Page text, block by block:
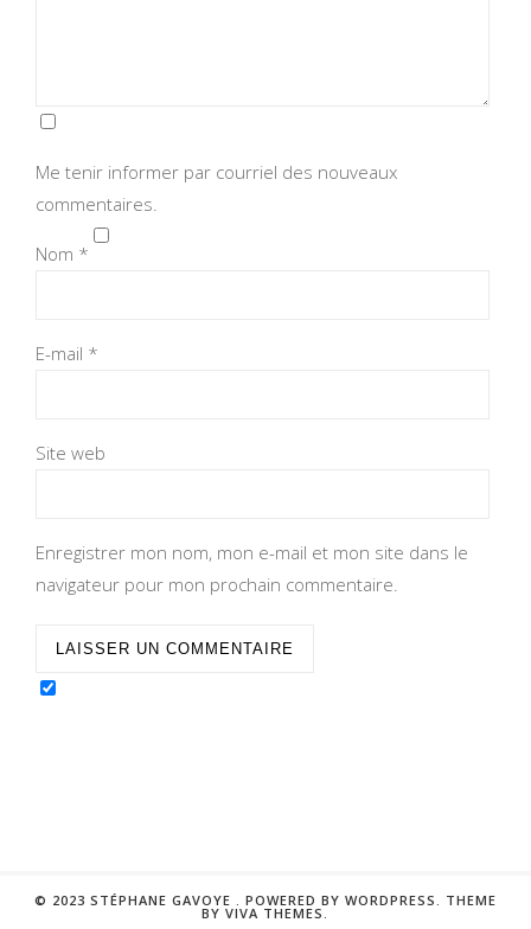
Me tenir informer par courriel des nouveaux
commentaires.
Nom *
E-mail *
Site web
Enregistrer mon nom, mon e-mail et mon site dans le
navigateur pour mon prochain commentaire.
© 2023 STÉPHANE GAVOYE . POWERED BY WORDPRESS. THEME
BYVIVA THEMES .